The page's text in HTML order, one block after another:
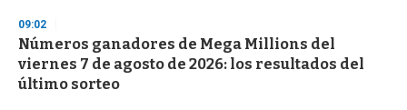
09:02
Números ganadores de Mega Millions del
viernes 7 de agosto de 2026: los resultados del
último sorteo